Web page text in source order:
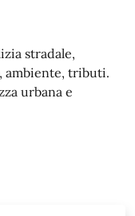
stradale,
ambiente, tributi.
urbana e